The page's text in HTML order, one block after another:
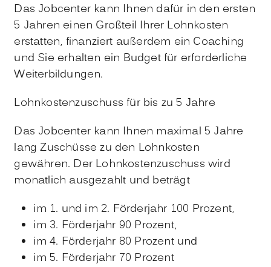
Das Jobcenter kann Ihnen dafür in den ersten
5 Jahren einen Großteil Ihrer Lohnkosten
erstatten, finanziert außerdem ein Coaching
und Sie erhalten ein Budget für erforderliche
Weiterbildungen.
Lohnkostenzuschuss für bis zu 5 Jahre
Das Jobcenter kann Ihnen maximal 5 Jahre
lang Zuschüsse zu den Lohnkosten
gewähren. Der Lohnkostenzuschuss wird
monatlich ausgezahlt und beträgt
im 1. und im 2. Förderjahr 100 Prozent,
im 3. Förderjahr 90 Prozent,
im 4. Förderjahr 80 Prozent und
im 5. Förderjahr 70 Prozent